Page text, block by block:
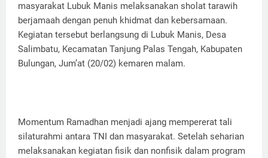
masyarakat Lubuk Manis melaksanakan sholat tarawih
berjamaah dengan penuh khidmat dan kebersamaan.
Kegiatan tersebut berlangsung di Lubuk Manis, Desa
Salimbatu, Kecamatan Tanjung Palas Tengah, Kabupaten
Bulungan, Jum’at (20/02) kemaren malam.
Momentum Ramadhan menjadi ajang mempererat tali
silaturahmi antara TNI dan masyarakat. Setelah seharian
melaksanakan kegiatan fisik dan nonfisik dalam program